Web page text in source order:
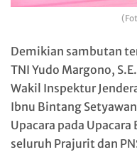
Demikian sambutan
TNI Yudo Margono,
Wakil Inspektur
Ibnu Bintang
Upacara pada
seluruh Prajurit dan